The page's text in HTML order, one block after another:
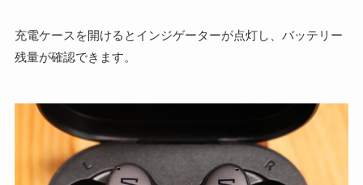
充電ケースを開けるとインジゲーターが点灯し、バッテリー
残量が確認できます。